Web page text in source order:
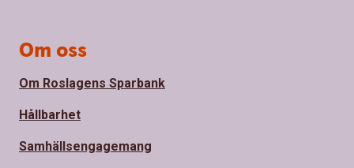
Om oss
Om Roslagens Sparbank
Hållbarhet
Samhällsengagemang